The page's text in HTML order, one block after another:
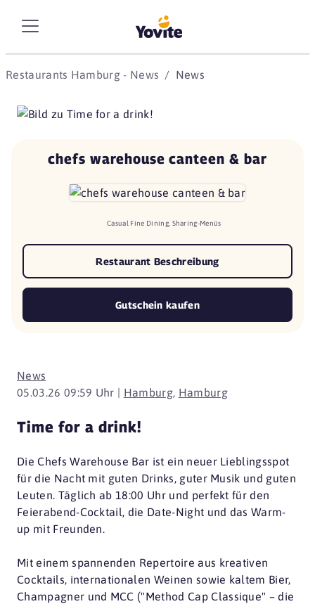
Restaurants Hamburg - News News
News
05.03.26 09:59 Uhr | Hamburg, Hamburg
Time for a drink!
Die Chefs Warehouse Bar ist ein neuer Lieblingsspot
für die Nacht mit guten Drinks, guter Musik und guten
Leuten. Täglich ab 18:00 Uhr und perfekt für den
Feierabend-Cocktail, die Date-Night und das Warm-
up mit Freunden.
Mit einem spannenden Repertoire aus kreativen
Cocktails, internationalen Weinen sowie kaltem Bier,
Champagner und MCC ("Method Cap Classique" – die
chefs warehouse canteen & bar
Casual Fine Dining, Sharing-Menüs
Restaurant Beschreibung
Gutschein kaufen